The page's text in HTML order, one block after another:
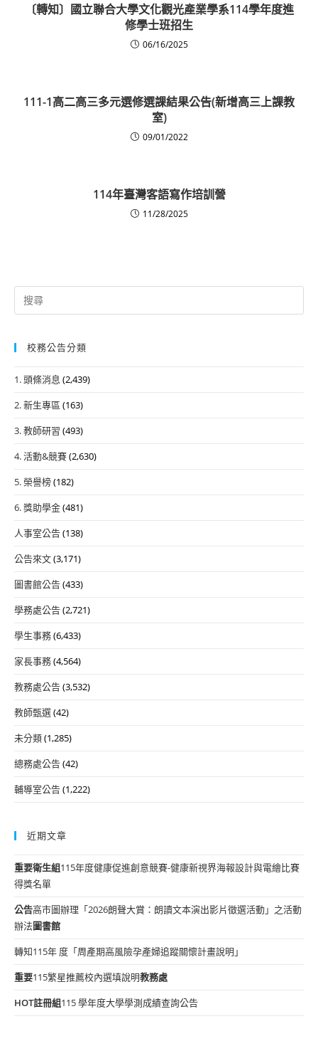
〔轉知〕國立聯合大學文化觀光產業學系114學年度進
修學士班招生
06/16/2025
111-1高二高三多元選修選課結果公告(新增高三上課教
室)
09/01/2022
114年臺灣客語寫作培訓營
11/28/2025
Search
for:
校務公告分類
1. 頭條消息 (2,439)
2. 新生專區 (163)
3. 教師研習 (493)
4. 活動&競賽(2,630)
5. 榮譽榜(182)
6. 獎助學金(481)
人事室公告(138)
公告來文(3,171)
圖書館公告(433)
學務處公告(2,721)
學生事務(6,433)
家長事務(4,564)
教務處公告(3,532)
教師甄選(42)
未分類(1,285)
總務處公告(42)
輔導室公告(1,222)
近期文章
重要衛生組115年度健康促進創意競賽-健康新視界海報設計與電繪比賽
得獎名單
公告高市圖辦理「2026朗聲大賞：朗讀文本演出影片徵選活動」之活動
辦法圖書館
轉知115年 度「周產期高風險孕產婦追蹤關懷計畫說明」
重要115繁星推薦校內選填說明教務處
HOT註冊組115 學年度大學學測成績查詢公告